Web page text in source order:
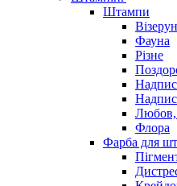
Штампи
Фауна
Різне
Любов,
Флора
Фарба для